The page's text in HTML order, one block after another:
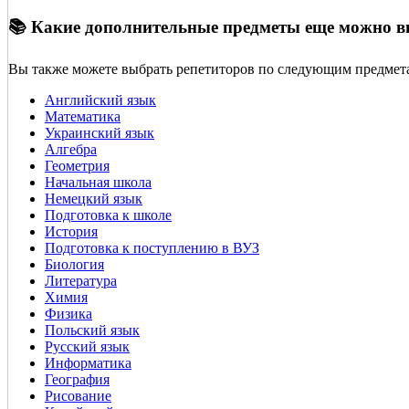
📚 Какие дополнительные предметы еще можно
Вы также можете выбрать репетиторов по следующим
Английский язык
Математика
Украинский язык
Алгебра
Геометрия
Начальная школа
Немецкий язык
Подготовка к школе
История
Подготовка к поступлению в ВУЗ
Биология
Литература
Химия
Физика
Польский язык
Русский язык
Информатика
География
Рисование